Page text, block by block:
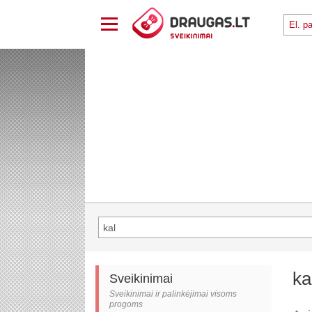
Sveikinimai
Sveikinimai ir palinkėjimai visoms
progoms